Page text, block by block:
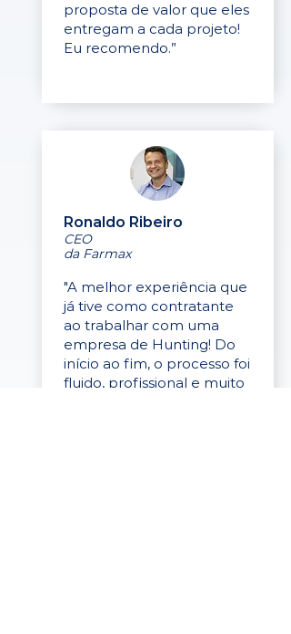
proposta de valor que eles
entregam a cada projeto!
Eu recomendo.”
Ronaldo Ribeiro
CEO
da Farmax
"A melhor experiência que
já tive como contratante
ao trabalhar com uma
empresa de Hunting! Do
início ao fim, o processo foi
fluido, profissional e muito